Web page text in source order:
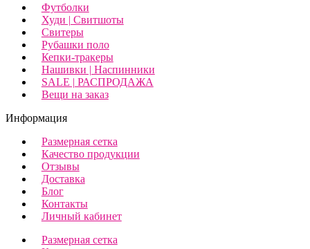
Футболки
Худи | Свитшоты
Свитеры
Рубашки поло
Кепки-тракеры
Нашивки | Наспинники
SALE | РАСПРОДАЖА
Вещи на заказ
Информация
Размерная сетка
Качество продукции
Отзывы
Доставка
Блог
Контакты
Личный кабинет
Размерная сетка